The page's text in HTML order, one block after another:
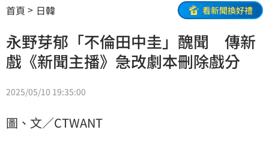
首頁 日韓 看新聞換好禮
永野芽郁「不倫田中圭」醜聞 傳新
戲《新聞主播》急改劇本刪除戲分
2025/05/10 19:35:00
圖、文／CTWANT